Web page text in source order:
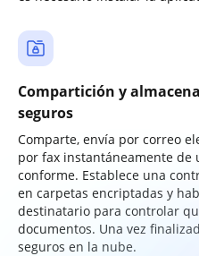
Compartición y
seguros
Comparte, envía por correo
por fax instantáneamente de
conforme. Establece una
en carpetas encriptadas y
destinatario para controlar
documentos. Una vez
seguros en la nube.